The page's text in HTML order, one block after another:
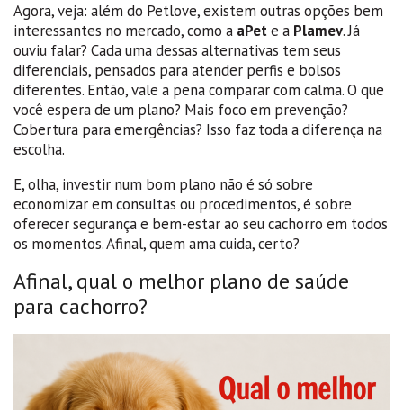
Agora, veja: além do Petlove, existem outras opções bem
interessantes no mercado, como a aPete a Plamev. Já
ouviu falar? Cada uma dessas alternativas tem seus
diferenciais, pensados para atender perfis e bolsos
diferentes. Então, vale a pena comparar com calma. O que
você espera de um plano? Mais foco em prevenção?
Cobertura para emergências? Isso faz toda a diferença na
escolha.
E, olha, investir num bom plano não é só sobre
economizar em consultas ou procedimentos, é sobre
oferecer segurança e bem-estar ao seu cachorro em todos
os momentos. Afinal, quem ama cuida, certo?
Afinal, qual o melhor plano de saúde
para cachorro?